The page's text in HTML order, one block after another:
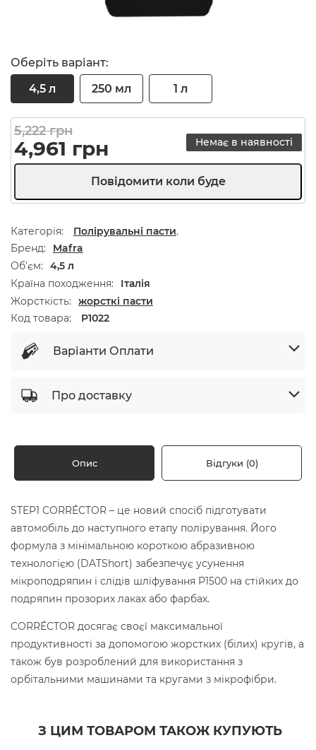
Оберіть варіант:
4,5 л
250 мл 1 л
5,222грн
Оригінальна ціна: 5,222 грн.
4,961 грн
Поточна ціна: 4,961 грн.
Немає в наявності
Категорія: Полірувальні пасти.
Бренд
Mafra
Об'єм
4,5 л
Країна походження
Італія
Жорсткість
жорсткі пасти
Код товара:
P1022
Варіанти Оплати
Про доставку
Опис Відгуки (0)
STEP1 CORRÉCTOR – це новий спосіб підготувати
автомобіль до наступного етапу полірування. Його
формула з мінімальною короткою абразивною
технологією (DATShort) забезпечує усунення
мікроподряпин і слідів шліфування P1500 на стійких до
подряпин прозорих лаках або фарбах.
CORRÉCTOR досягає своєї максимальної
продуктивності за допомогою жорстких (білих) кругів, а
також був розроблений для використання з
орбітальними машинами та кругами з мікрофібри.
З ЦИМ ТОВАРОМ ТАКОЖ КУПУЮТЬ